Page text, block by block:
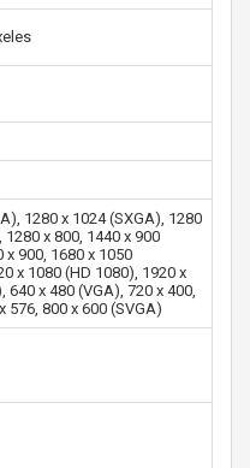
1280 x 1024 (SXGA), 1280
1280 x 800, 1440 x 900
x 900, 1680 x 1050
x 1080 (HD 1080), 1920 x
640 x 480 (VGA), 720 x 400,
576, 800 x 600 (SVGA)